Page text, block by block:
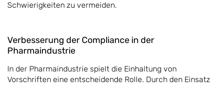
Schwierigkeiten zu vermeiden.
Verbesserung der Compliance in der
Pharmaindustrie
In der Pharmaindustrie spielt die Einhaltung von
Vorschriften eine entscheidende Rolle. Durch den Einsatz